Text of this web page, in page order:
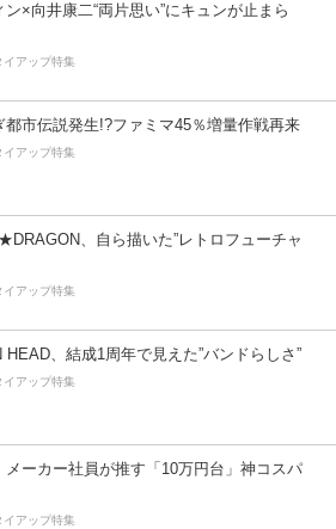
ン×向井康二“両片思い”にキュンが止まら
イアップ特集
都市伝説発生!?ファミマ45％増量作戦再来
イアップ特集
、自ら描いた”レトロフューチャ
イアップ特集
HEAD、結成1周年で見えた”バンドらしさ”
イアップ特集
メーカー社員が推す「10万円台」神コスパ
イアップ特集